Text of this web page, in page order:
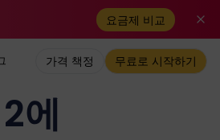
요금제 비교
가격 책정 무료로 시작하기
에